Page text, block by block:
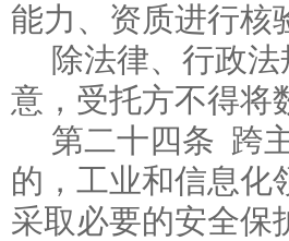
能力、资质进行核
除法律、行政
意，受托方不得将
第二十四条 跨
的，工业和信息化
采取必要的安全保